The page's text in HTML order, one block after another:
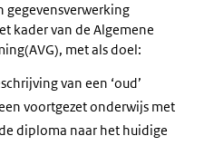
gegevensverwerking
kader van de Algemene
met als doel:
van een ‘oud’
voortgezet onderwijs met
diploma naar het huidige